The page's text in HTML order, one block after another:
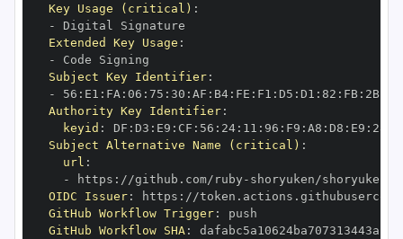
Key Usage (critical) :
-
Extended Key Usage :
-
Subject Key Identifier:
-
56 : E1 : FA : 06 : 75 : 30 : AF : B4: FE : F1 : D5 : D1 : 82 : FB: 2B:
Authority Key Identifier:
keyid : DF : D3 : E9 : CF : 56 : 24: 11 : 96 : F9 : A8 : D8 : E9 : 28
Subject Alternative Name (critical) :
url :
-
https : //github.com/ruby -
OIDC Issuer: https :
GitHub Workflow Trigger:
GitHub Workflow SHA: